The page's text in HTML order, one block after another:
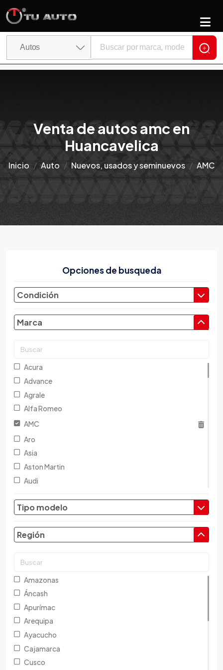
Venta de autos amc en
Huancavelica
Inicio Auto Nuevos, usados y seminuevos AMC
Opciones de busqueda
Condición
Marca
Acura
Advance
Agrale
Alfa Romeo
AMC
Aro
Asia
Aston Martin
Audi
Baic
Bentley
Brilliance
Buick
Byd
Cadillac
Chana
Changan
Changfeng
Changhe
Tipo modelo
Región
Amazonas
Áncash
Apurímac
Arequipa
Ayacucho
Cajamarca
Cusco